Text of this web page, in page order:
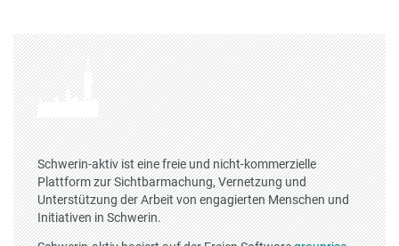
Schwerin-aktiv ist eine freie und nicht-kommerzielle
Plattform zur Sichtbarmachung, Vernetzung und
Unterstützung der Arbeit von engagierten Menschen und
Initiativen in Schwerin.